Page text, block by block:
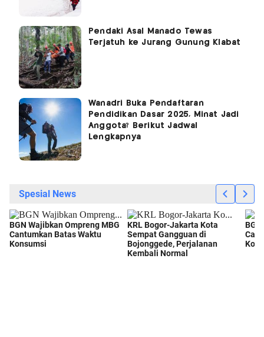
Pendaki Asal Manado Tewas
Terjatuh ke Jurang Gunung Klabat
Wanadri Buka Pendaftaran
Pendidikan Dasar 2025, Minat Jadi
Anggota? Berikut Jadwal
Lengkapnya